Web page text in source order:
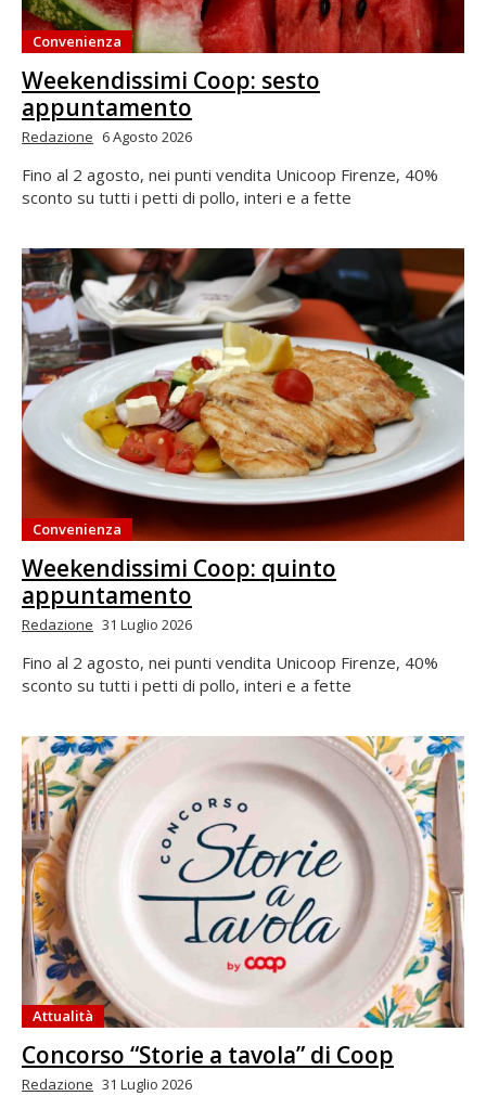
Convenienza
Weekendissimi Coop: sesto
appuntamento
Redazione 6 Agosto 2026
Fino al 2 agosto, nei punti vendita Unicoop Firenze, 40%
sconto su tutti i petti di pollo, interi e a fette
Convenienza
Weekendissimi Coop: quinto
appuntamento
Redazione 31 Luglio 2026
Fino al 2 agosto, nei punti vendita Unicoop Firenze, 40%
sconto su tutti i petti di pollo, interi e a fette
Attualità
Concorso “Storie a tavola” di Coop
Redazione 31 Luglio 2026